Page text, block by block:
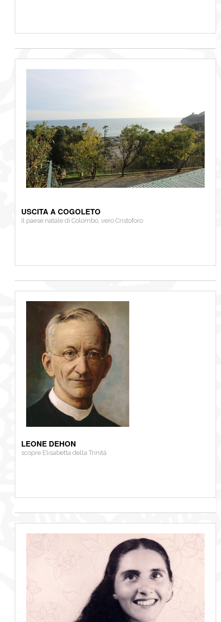
USCITA A COGOLETO
Il paese natale di Colombo, vero Cristoforo
LEONE DEHON
scopre Elisabetta della Trinità